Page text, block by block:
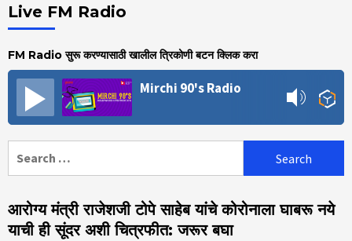
Live FM Radio
FM Radio सुरू करण्यासाठी खालील त्रिकोणी बटन क्लिक करा
Mirchi 90's Radio
आरोग्य मंत्री राजेशजी टोपे साहेब यांचे कोरोनाला घाबरू नये
याची ही सूंदर अशी चित्रफीत: जरूर बघा